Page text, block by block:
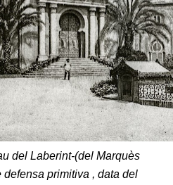
del Laberint-(del Marquès
defensa primitiva , data del